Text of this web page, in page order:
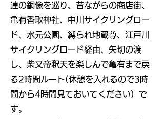
連の銅像を巡り、昔ながらの商店街、
亀有香取神社、中川サイクリングロー
ド、水元公園、縛られ地蔵尊、江戸川
サイクリングロード経由、矢切の渡
し、柴又帝釈天を楽しんで亀有まで戻
る2時間ルート(休憩を入れるので3時
間から4時間見ておいてください）で
す。